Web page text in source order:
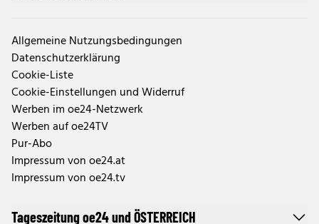
Allgemeine Nutzungsbedingungen
Datenschutzerklärung
Cookie-Liste
Cookie-Einstellungen und Widerruf
Werben im oe24-Netzwerk
Werben auf oe24TV
Pur-Abo
Impressum von oe24.at
Impressum von oe24.tv
Tageszeitung oe24 und ÖSTERREICH